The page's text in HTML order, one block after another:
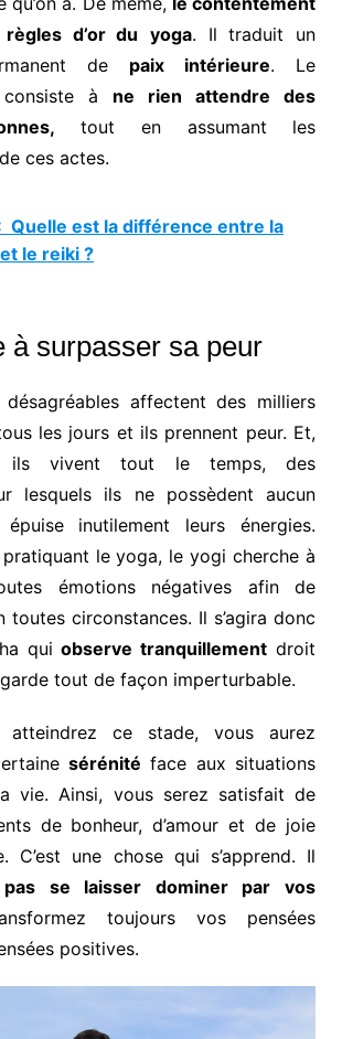
d’or du
yoga. Il traduit un
de paix intérieure. Le
consiste à ne rien attendre des
tout en assumant
les
ces actes.
Quelle est la différence entre la
le reiki ?
à surpasser sa peur
désagréables affectent des milliers
les jours et ils prennent peur. Et,
ils vivent tout le temps, des
lesquels ils ne possèdent aucun
inutilement leurs énergies.
le yoga, le yogi cherche à
émotions négatives afin de
toutes circonstances. Il s’agira donc
quiobserve tranquillement droit
tout de façon imperturbable.
atteindrez ce stade, vous aurez
sérénité face aux situations
vie. Ainsi, vous serez satisfait de
de bonheur, d’amour et de joie
C’est une chose qui s’apprend. Il
se laisser dominer par vos
toujours vos pensées
positives.